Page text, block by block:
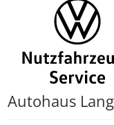
Autohaus